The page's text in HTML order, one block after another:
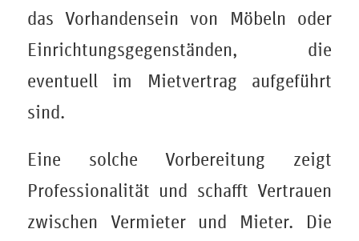
das Vorhandensein von Möbeln oder
Einrichtungsgegenständen, die
eventuell im Mietvertrag aufgeführt
sind.
Eine solche Vorbereitung zeigt
Professionalität und schafft Vertrauen
zwischen Vermieter und Mieter. Die